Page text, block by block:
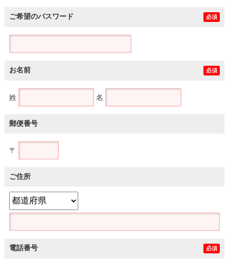
ご希望のパスワード 必須
お名前 必須
姓 名
郵便番号
〒
ご住所
電話番号 必須